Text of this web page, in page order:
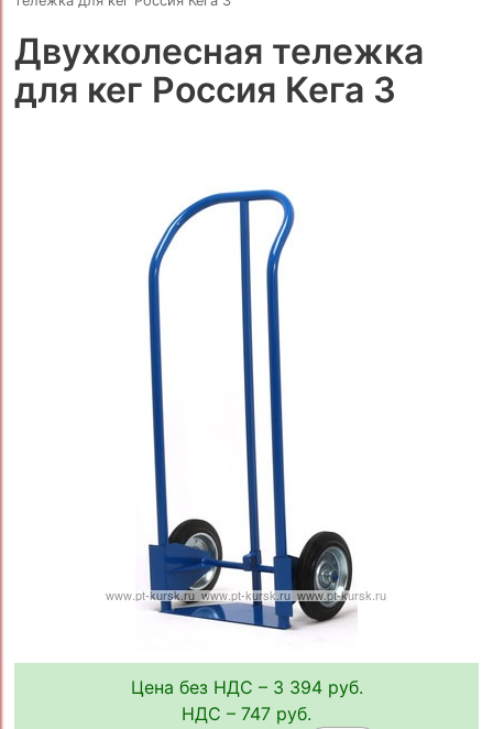
Двухколесная тележка
для кег Россия Кега 3
Цена без НДС – 3 394 руб.
НДС – 747 руб.